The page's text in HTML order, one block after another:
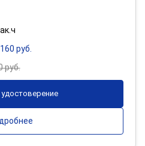
руб.
руб.